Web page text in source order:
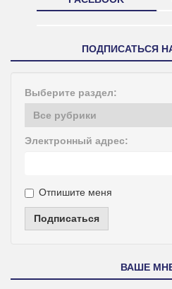
ПОДПИСАТЬСЯ
Выберите раздел:
Электронный адрес:
Отпишите меня
Подписаться
ВАШЕ